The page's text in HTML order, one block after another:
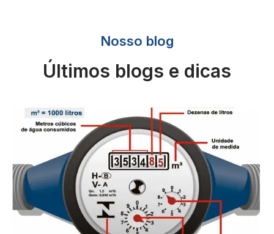
Nosso blog
Últimos blogs e dicas